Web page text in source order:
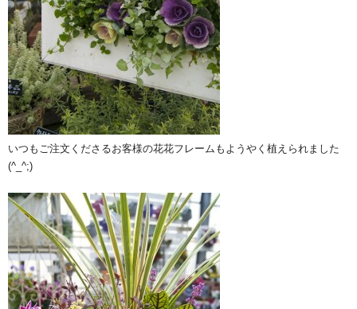
いつもご注文くださるお客様の花花フレームもようやく植えられました
(^_^;)